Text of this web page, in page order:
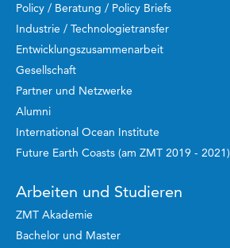
Policy / Beratung / Policy Briefs
Industrie / Technologietransfer
Entwicklungszusammenarbeit
Gesellschaft
Partner und Netzwerke
Alumni
International Ocean Institute
Future Earth Coasts (am ZMT 2019 - 2021)
Arbeiten und Studieren
ZMT Akademie
Bachelor und Master